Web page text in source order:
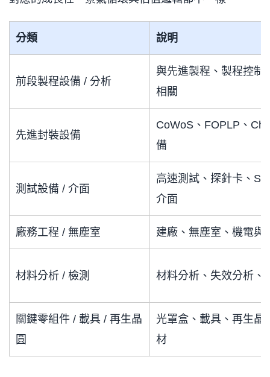
分類 說明
前段製程設備 / 分析
與先進製程、製程控制
相關
先進封裝設備
CoWoS、FOPLP、
備
測試設備 / 介面
高速測試、探針卡、
介面
廠務工程 / 無塵室 建廠、無塵室、機電與
材料分析 / 檢測 材料分析、失效分析、
關鍵零組件 / 載具 / 再生晶
圓
光罩盒、載具、再生晶
材